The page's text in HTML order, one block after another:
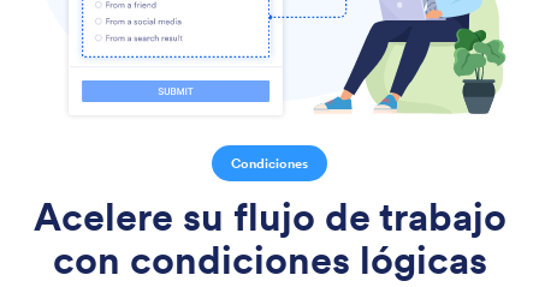
Condiciones
Acelere su flujo de trabajo
con condiciones lógicas